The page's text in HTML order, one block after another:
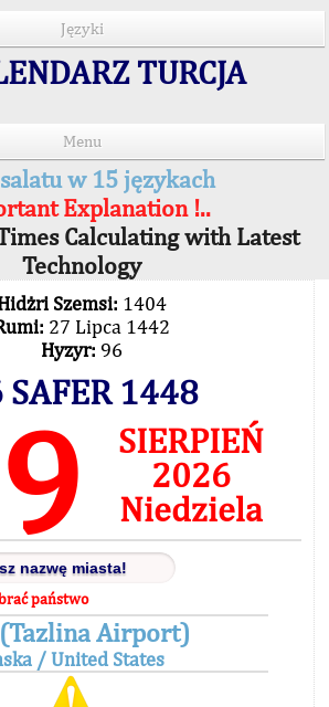
Języki
TURCJA
Menu
salatu w 15 językach
Explanation !..
Calculating with Latest
Technology
Szemsi: 1404
27 Lipca 1442
Hyzyr: 96
SAFER 1448
9
SIERPIEŃ
2026
Niedziela
państwo
Airport)
/ United States